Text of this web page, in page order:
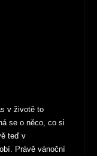
v životě to
se o něco, co si
teď v
Právě vánoční